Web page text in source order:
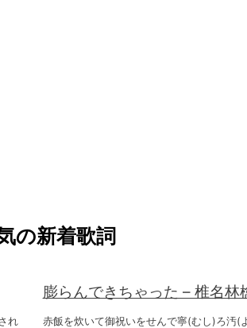
の新着歌詞
れ
膨らんできちゃった – 椎名林
赤飯を炊いて御祝いをせんで寧(むし)ろ汚(